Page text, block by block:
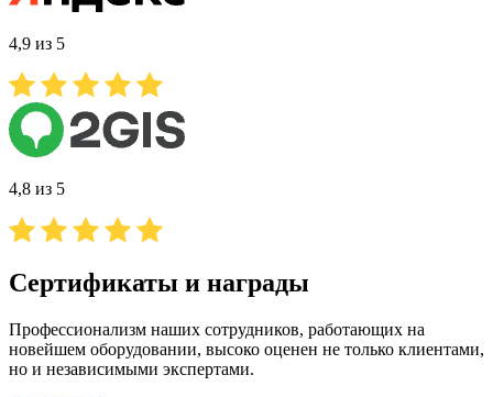
4,9 из 5
4,8 из 5
Сертификаты и награды
Профессионализм наших сотрудников, работающих на
новейшем оборудовании, высоко оценен не только клиентами,
но и независимыми экспертами.